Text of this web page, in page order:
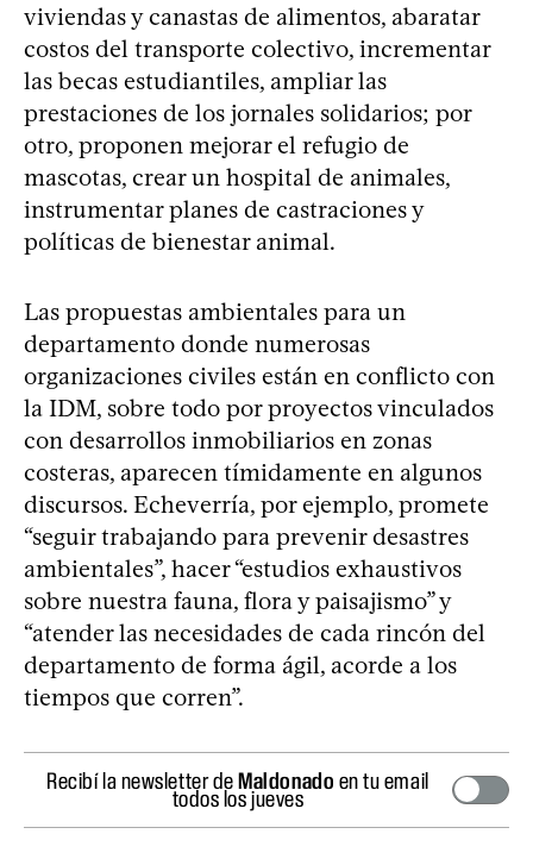
viviendas y canastas de alimentos, abaratar
costos del transporte colectivo, incrementar
las becas estudiantiles, ampliar las
prestaciones de los jornales solidarios; por
otro, proponen mejorar el refugio de
mascotas, crear un hospital de animales,
instrumentar planes de castraciones y
políticas de bienestar animal.
Las propuestas ambientales para un
departamento donde numerosas
organizaciones civiles están en conflicto con
la IDM, sobre todo por proyectos vinculados
con desarrollos inmobiliarios en zonas
costeras, aparecen tímidamente en algunos
discursos. Echeverría, por ejemplo, promete
“seguir trabajando para prevenir desastres
ambientales”, hacer “estudios exhaustivos
sobre nuestra fauna, flora y paisajismo” y
“atender las necesidades de cada rincón del
departamento de forma ágil, acorde a los
tiempos que corren”.
Recibí la newsletter deMaldonado en tu email
todos los jueves